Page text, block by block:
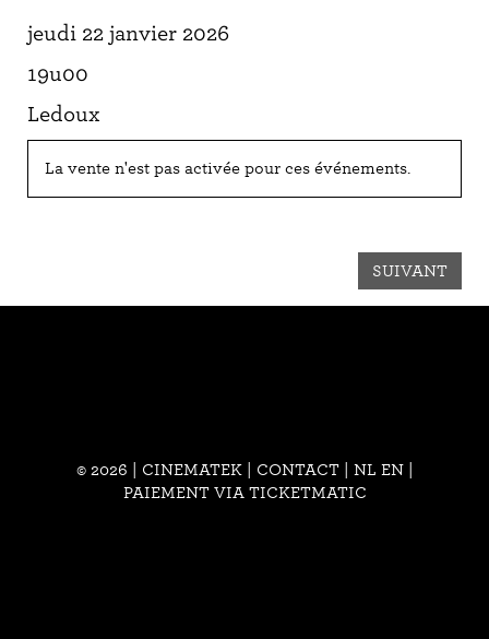
jeudi 22 janvier 2026
19u00
Ledoux
La vente n'est pas activée pour ces événements.
SUIVANT
© 2026 | CINEMATEK | CONTACT| NL EN
PAIEMENT VIA TICKETMATIC